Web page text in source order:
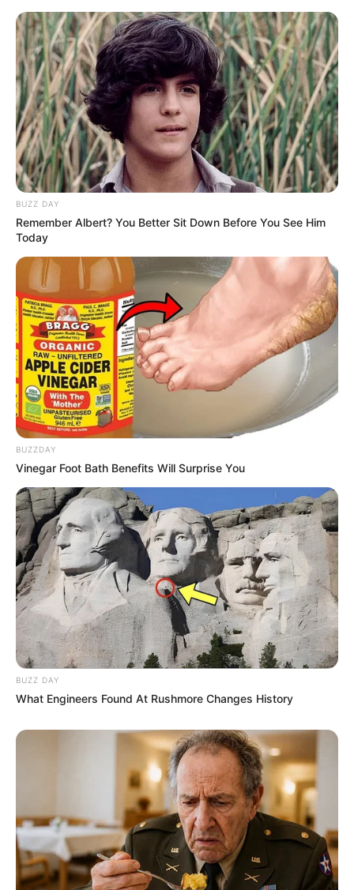
Viva Decora
8. Areca
Embora essa espécie se desenvolva bem quando
exposta ao sol, suas folhas ficam mais verdes
9. Jiboia
Essa trepadeira é ideal para quem quer manter a
casa bem natural e verde.
Tua Casa
10. Costela-de-adão
BUZZ DAY
Remember Albert? You Better Sit Down Before You See Him
Today
BUZZDAY
Vinegar Foot Bath Benefits Will Surprise You
BUZZ DAY
What Engineers Found At Rushmore Changes History